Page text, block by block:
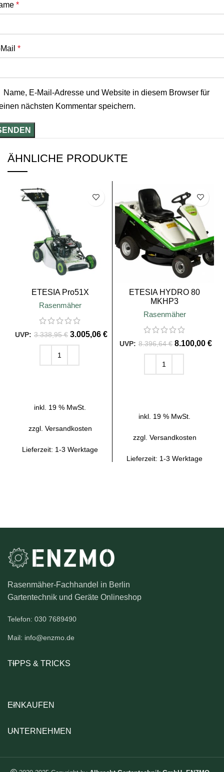
*
*
Name, E-Mail-Adresse und Website in diesem Browser für
nächsten Kommentar speichern.
ÄHNLICHE PRODUKTE
SALE
ETESIA Pro51X
Rasenmäher
3.338,95€ 3.005,06 €
inkl. 19 % MwSt.
zzgl. Versandkosten
Lieferzeit: 1-3 Werktage
ETESIA HYDRO 80
MKHP3
Rasenmäher
8.396,64€ 8.100,00 €
inkl. 19 % MwSt.
zzgl. Versandkosten
Lieferzeit: 1-3 Werktage
Rasenmäher-Fachhandel in Berlin
Gartentechnik und Geräte Onlineshop
Telefon: 030 7689490
Mail: info@enzmo.de
TIPPS & TRICKS
EINKAUFEN
UNTERNEHMEN